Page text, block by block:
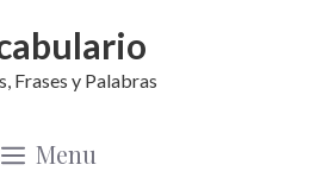
Frases y Palabras
Menu